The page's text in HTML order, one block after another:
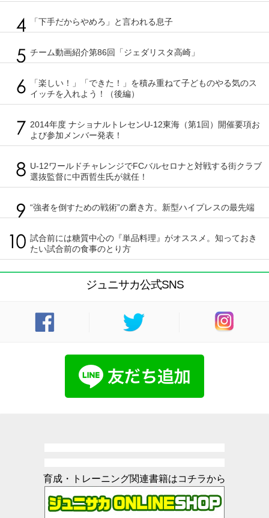
「下手だからやめろ」と言われる息子
チーム動画紹介第86回「ジェダリスタ高崎」
「楽しい！」「できた！」を積み重ねて子どものやる気のス
イッチを入れよう！（後編）
2014年度 ナショナルトレセンU-12東海（第1回）開催要項お
よび参加メンバー発表！
U-12ワールドチャレンジでFCバルセロナと対戦する街クラブ
選抜監督に中西哲生氏が就任！
“強者を倒すための戦術”の磨き方。新型ハイプレスの最先端
試合前には糖質中心の『単品料理』がオススメ。知っておき
たい試合前の食事のとり方
ジュニサカ公式SNS
育成・トレーニング関連書籍はコチラから